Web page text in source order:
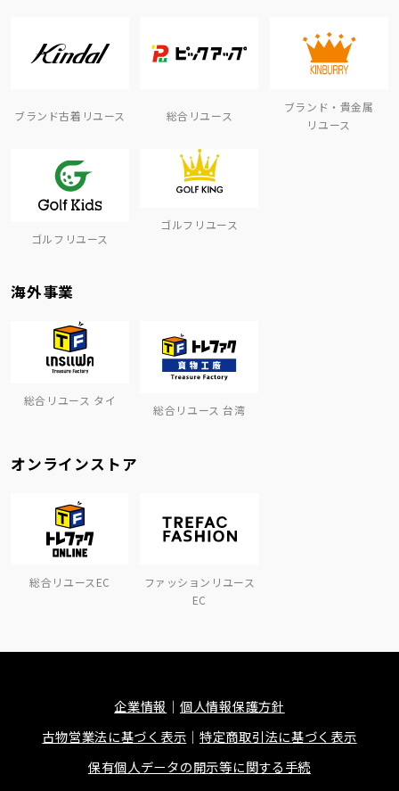
ブランド古着リユース 総合リユース
ブランド・貴金属
リユース
ゴルフリユース
ゴルフリユース
海外事業
総合リユース タイ
総合リユース 台湾
オンラインストア
総合リユースEC
ファッションリユース
EC
企業情報
個人情報保護方針
古物営業法に基づく表示
特定商取引法に基づく表示
保有個人データの開示等に関する手続